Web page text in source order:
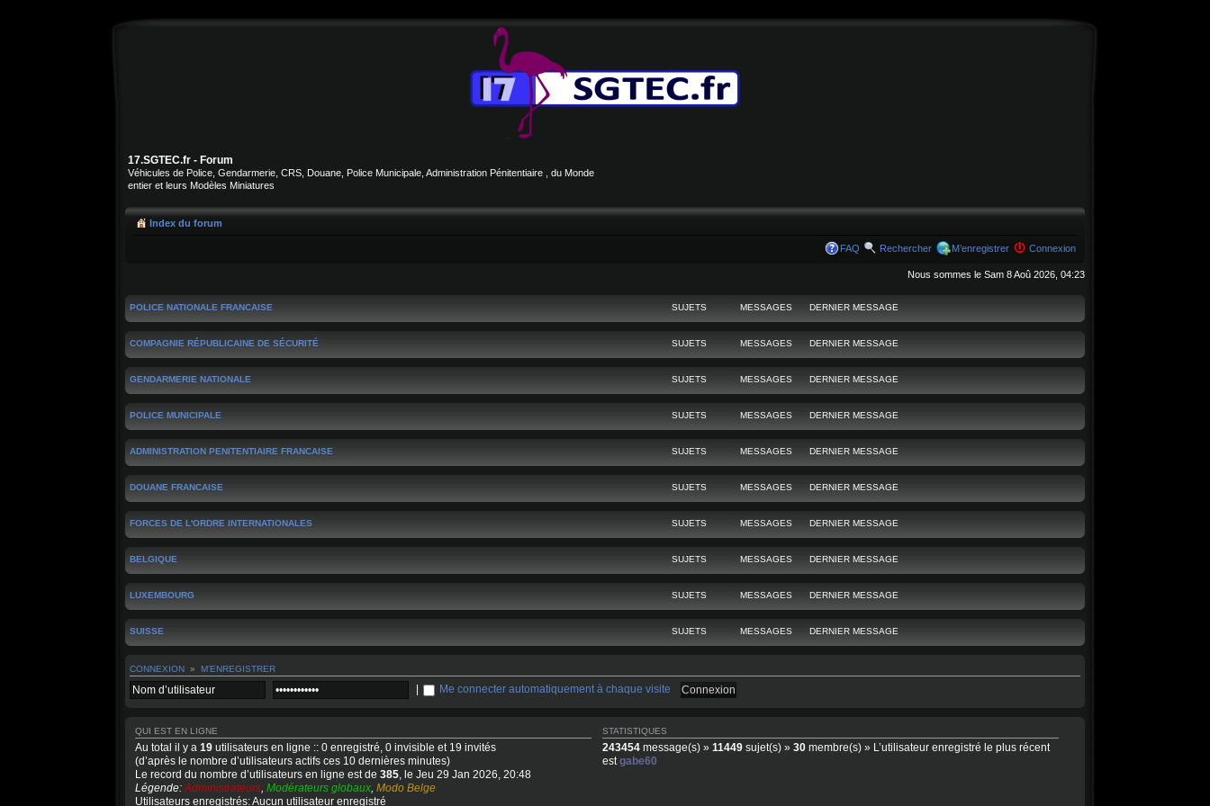
17.SGTEC.fr - Forum
Véhicules de Police, Gendarmerie, CRS, Douane, Police Municipale, Administration Pénitentiaire , du Monde
entier et leurs Modèles Miniatures
Index du forum
FAQ Rechercher M’enregistrer Connexion
Nous sommes le Sam 8 Aoû 2026, 04:23
POLICE NATIONALE FRANCAISE SUJETS MESSAGES DERNIER MESSAGE
COMPAGNIE RÉPUBLICAINE DE SÉCURITÉ SUJETS MESSAGES DERNIER MESSAGE
GENDARMERIE NATIONALE SUJETS MESSAGES DERNIER MESSAGE
POLICE MUNICIPALE SUJETS MESSAGES DERNIER MESSAGE
ADMINISTRATION PENITENTIAIRE FRANCAISE SUJETS MESSAGES DERNIER MESSAGE
DOUANE FRANCAISE SUJETS MESSAGES DERNIER MESSAGE
FORCES DE L'ORDRE INTERNATIONALES SUJETS MESSAGES DERNIER MESSAGE
BELGIQUE SUJETS MESSAGES DERNIER MESSAGE
LUXEMBOURG SUJETS MESSAGES DERNIER MESSAGE
SUISSE SUJETS MESSAGES DERNIER MESSAGE
CONNEXION » M’ENREGISTRER
Me connecter automatiquement à chaque visite
QUI EST EN LIGNE
Au total il y a 19 utilisateurs en ligne :: 0 enregistré, 0 invisible et 19 invités
(d’après le nombre d’utilisateurs actifs ces 10 dernières minutes)
Le record du nombre d’utilisateurs en ligne est de 385, le Jeu 29 Jan 2026, 20:48
Légende:Administrateurs, Modérateurs globaux, Modo Belge
Utilisateurs enregistrés: Aucun utilisateur enregistré
STATISTIQUES
243454message(s) » 11449sujet(s) » 30membre(s) » L’utilisateur enregistré le plus récent
estgabe60